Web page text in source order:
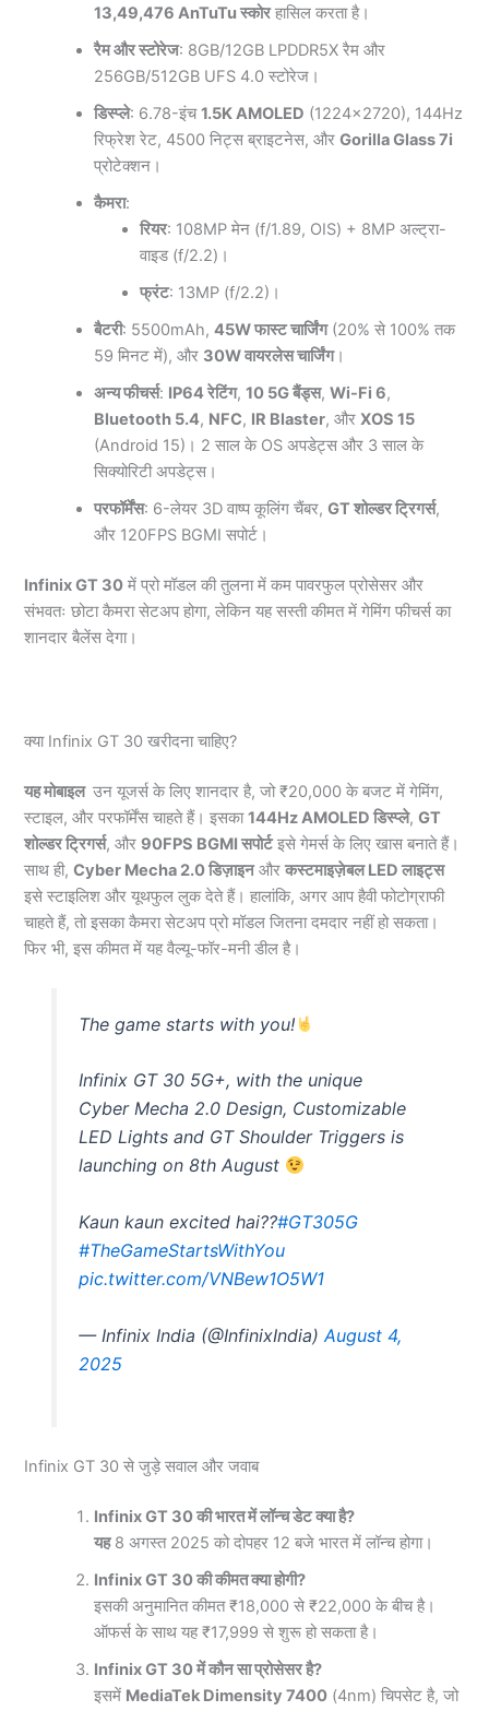
13,49,476 AnTuTu स्कोरहासिल करता है।
रैम और स्टोरेज: 8GB/12GB LPDDR5X रैम और
256GB/512GB UFS 4.0 स्टोरेज।
डिस्प्ले: 6.78-इंच1.5K AMOLED (1224×2720), 144Hz
रिफ्रेश रेट, 4500 निट्स ब्राइटनेस, औरGorilla Glass 7i
प्रोटेक्शन।
कैमरा:
रियर: 108MP मेन (f/1.89, OIS) + 8MP अल्ट्रा-
वाइड (f/2.2)।
फ्रंट: 13MP (f/2.2)।
बैटरी: 5500mAh,45W फास्ट चार्जिंग(20% से 100% तक
59 मिनट में), और 30W वायरलेस चार्जिंग।
अन्य फीचर्स: IP64 रेटिंग,10 5G बैंड्स,Wi-Fi 6,
Bluetooth 5.4, NFC, IR Blaster, औरXOS 15
(Android 15)। 2 साल के OS अपडेट्स और 3 साल के
सिक्योरिटी अपडेट्स।
परफॉर्मेंस: 6-लेयर 3D वाष्प कूलिंग चैंबर,GT शोल्डर ट्रिगर्स,
और 120FPS BGMI सपोर्ट।
Infinix GT 30 में प्रो मॉडल की तुलना में कम पावरफुल प्रोसेसर और
संभवतः छोटा कैमरा सेटअप होगा, लेकिन यह सस्ती कीमत में गेमिंग फीचर्स का
शानदार बैलेंस देगा।
क्या Infinix GT 30 खरीदना चाहिए?
यह मोबाइल उन यूजर्स के लिए शानदार है, जो ₹20,000 के बजट में गेमिंग,
स्टाइल, और परफॉर्मेंस चाहते हैं। इसका144Hz AMOLED डिस्प्ले,GT
शोल्डर ट्रिगर्स, और 90FPS BGMI सपोर्टइसे गेमर्स के लिए खास बनाते हैं।
साथ ही,Cyber Mecha 2.0 डिज़ाइनऔरकस्टमाइज़ेबल LED लाइट्स
इसे स्टाइलिश और यूथफुल लुक देते हैं। हालांकि, अगर आप हैवी फोटोग्राफी
चाहते हैं, तो इसका कैमरा सेटअप प्रो मॉडल जितना दमदार नहीं हो सकता।
फिर भी, इस कीमत में यह वैल्यू-फॉर-मनी डील है।
The game starts with you!
Infinix GT 30 5G+, with the unique
Cyber Mecha 2.0 Design, Customizable
LED Lights and GT Shoulder Triggers is
launching on 8th August
Kaun kaun excited hai??#GT305G
#TheGameStartsWithYou
pic.twitter.com/VNBew1O5W1
— Infinix India (@InfinixIndia) August 4,
2025
Infinix GT 30 से जुड़े सवाल और जवाब
Infinix GT 30 की भारत में लॉन्च डेट क्या है?
यह8 अगस्त 2025 को दोपहर 12 बजे भारत में लॉन्च होगा।
Infinix GT 30 की कीमत क्या होगी?
इसकी अनुमानित कीमत ₹18,000 से ₹22,000 के बीच है।
ऑफर्स के साथ यह ₹17,999 से शुरू हो सकता है।
Infinix GT 30 में कौन सा प्रोसेसर है?
इसमें MediaTek Dimensity 7400 (4nm) चिपसेट है, जो